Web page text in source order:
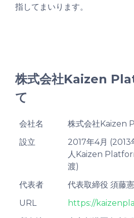
指してまいります。
株式会社Kaizen
て
会社名
株式会社Kaizen
設立
2017年4月 (2013
人Kaizen
渡)
代表者
代表取締役 須藤
URL
https://